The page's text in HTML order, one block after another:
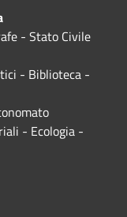
- Stato Civile
- Biblioteca -
- Ecologia -